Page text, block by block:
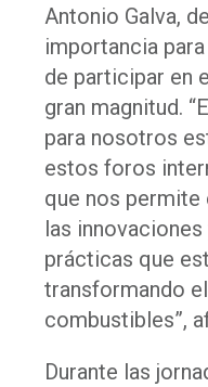
Antonio Galva,
importancia
de participar en
gran magnitud.
para nosotros
estos foros
que nos permite
las
prácticas que
transformando
combustibles”,
Durante las